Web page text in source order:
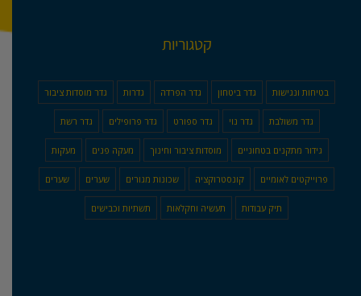
קטגוריות
בטיחות ונגישות גדר ביטחון גדר הפרדה גדרות גדר מוסדות ציבור
גדר משולבת גדר נוי גדר ספורט גדר פרופילים גדר רשת
גידור מתקנים בטחוניים מוסדות ציבור וחינוך מעקה פנים מעקות
פרוייקטים לאומיים קונסטרוקציה שכונות מגורים שערים שערים
תיק עבודות תעשיה וחקלאות תשתיות וכבישים